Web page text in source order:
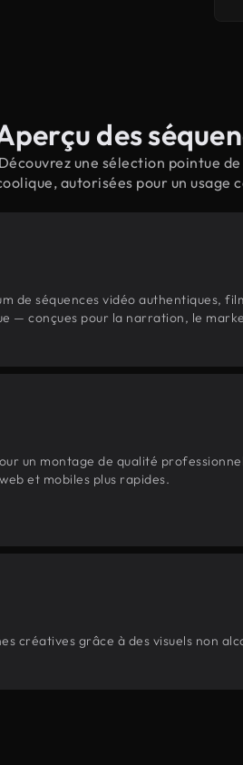
des
Découvrez une sélection pointue
autorisées pour un usage
de séquences vidéo authentiques,
— conçues pour la narration, le
un montage de qualité
et mobiles plus rapides.
créatives grâce à des visuels non